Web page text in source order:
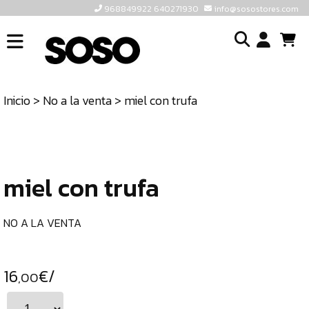
968849922 640271930 info@sosostores.com
INICIO
TIENDA
640271930
Inicio> No a la venta> miel con trufa
miel con trufa
NO A LA VENTA
16,00€/